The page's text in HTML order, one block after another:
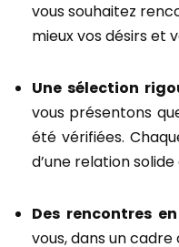
vous souhaitez
mieux vos désirs et
Une sélection
vous présentons
été vérifiées.
d’une relation
Des rencontres
vous, dans un